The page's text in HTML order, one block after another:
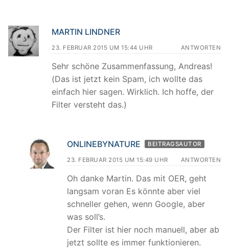
MARTIN LINDNER
23. FEBRUAR 2015 UM 15:44 UHR ANTWORTEN
Sehr schöne Zusammenfassung, Andreas!
(Das ist jetzt kein Spam, ich wollte das
einfach hier sagen. Wirklich. Ich hoffe, der
Filter versteht das.)
ONLINEBYNATURE BEITRAGSAUTOR
23. FEBRUAR 2015 UM 15:49 UHR ANTWORTEN
Oh danke Martin. Das mit OER, geht
langsam voran Es könnte aber viel
schneller gehen, wenn Google, aber
was soll’s.
Der Filter ist hier noch manuell, aber ab
jetzt sollte es immer funktionieren.